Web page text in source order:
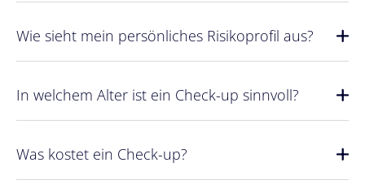
Wie sieht mein persönliches Risikoprofil aus?
In welchem Alter ist ein Check-up sinnvoll?
Was kostet ein Check-up?